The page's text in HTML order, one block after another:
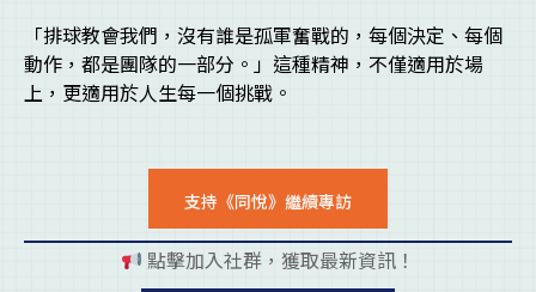
「排球教會我們，沒有誰是孤軍奮戰的，每個決定、每個
動作，都是團隊的一部分。」這種精神，不僅適用於場
上，更適用於人生每一個挑戰。
支持《同悅》繼續專訪
點擊加入社群，獲取最新資訊！